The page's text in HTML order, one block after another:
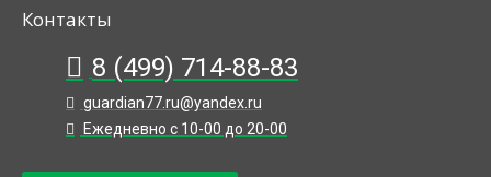
Контакты
8 (499) 714-88-83
guardian77.ru@yandex.ru
Ежедневно с 10-00 до 20-00